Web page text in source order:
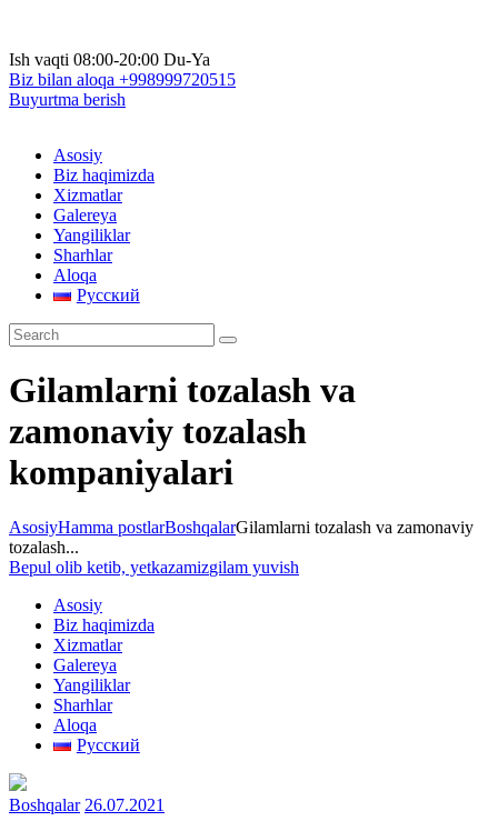
Ish vaqti 08:00-20:00 Du-Ya
Biz bilan aloqa +998999720515
Buyurtma berish
Asosiy
Biz haqimizda
Xizmatlar
Galereya
Yangiliklar
Sharhlar
Aloqa
Русский
Gilamlarni tozalash va
zamonaviy tozalash
kompaniyalari
AsosiyHamma postlarBoshqalarGilamlarni tozalash va zamonaviy
tozalash...
Bepul olib ketib, yetkazamizgilam yuvish
Asosiy
Biz haqimizda
Xizmatlar
Galereya
Yangiliklar
Sharhlar
Aloqa
Русский
Boshqalar 26.07.2021